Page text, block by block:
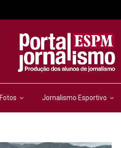
Fotos Jornalismo Esportivo